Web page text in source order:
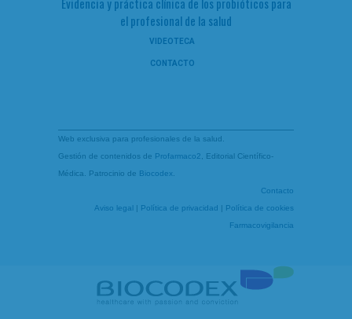
el profesional de la salud
VIDEOTECA
CONTACTO
Web exclusiva para profesionales de la salud.
Gestión de contenidos de Profarmaco2 , Editorial Científico-
Médica. Patrocinio de Biocodex
Contacto
Aviso legal | Política de privacidad | Política de cookies
Farmacovigilancia